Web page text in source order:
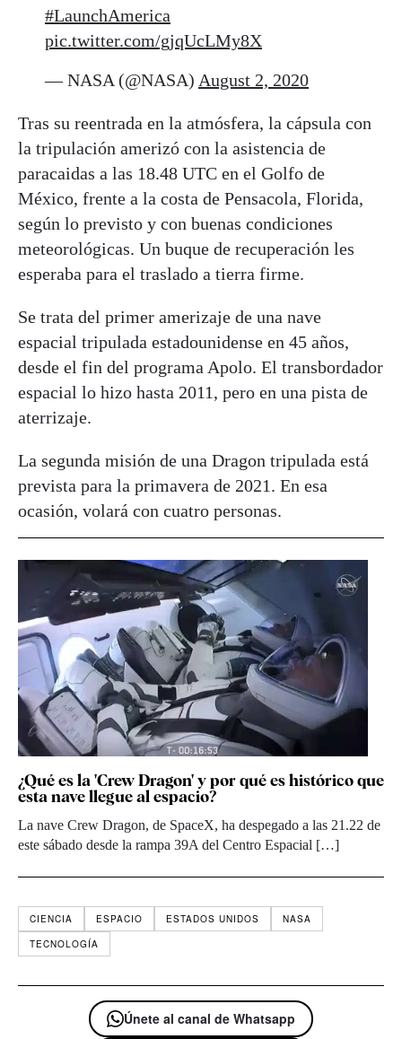
#LaunchAmerica
pic.twitter.com/gjqUcLMy8X
— NASA (@NASA) August 2, 2020
Tras su reentrada en la atmósfera, la cápsula con
la tripulación amerizó con la asistencia de
paracaidas a las 18.48 UTC en el Golfo de
México, frente a la costa de Pensacola, Florida,
según lo previsto y con buenas condiciones
meteorológicas. Un buque de recuperación les
esperaba para el traslado a tierra firme.
Se trata del primer amerizaje de una nave
espacial tripulada estadounidense en 45 años,
desde el fin del programa Apolo. El transbordador
espacial lo hizo hasta 2011, pero en una pista de
aterrizaje.
La segunda misión de una Dragon tripulada está
prevista para la primavera de 2021. En esa
ocasión, volará con cuatro personas.
¿Qué es la 'Crew Dragon' y por qué es histórico que
esta nave llegue al espacio?
La nave Crew Dragon, de SpaceX, ha despegado a las 21.22 de
este sábado desde la rampa 39A del Centro Espacial […]
CIENCIA ESPACIO ESTADOS UNIDOS
NASA
TECNOLOGÍA
Únete al canal de Whatsapp